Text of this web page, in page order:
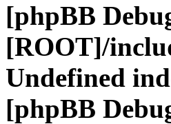
[phpBB
[ROOT]/
Undefined
[phpBB